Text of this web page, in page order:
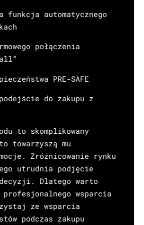
funkcja automatycznego
połączenia
PRE-SAFE
do zakupu z
to skomplikowany
towarzyszą mu
Zróżnicowanie rynku
utrudnia podjęcie
Dlatego warto
wsparcia
ze wsparcia
podczas zakupu